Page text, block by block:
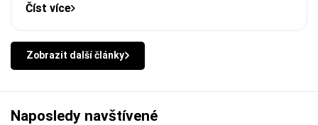
Číst více
Zobrazit další články
Naposledy navštívené